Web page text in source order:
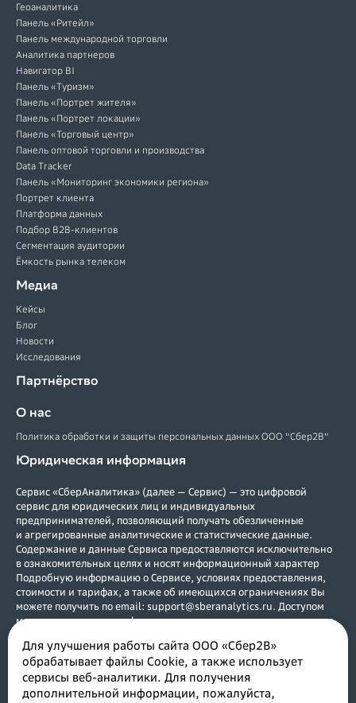
Геоаналитика
Панель «Ритейл»
Панель международной торговли
Аналитика партнеров
Навигатор BI
Панель «Туризм»
Панель «Портрет жителя»
Панель «Портрет локации»
Панель «Торговый центр»
Панель оптовой торговли и производства
Data Tracker
Панель «Мониторинг экономики региона»
Портрет клиента
Платформа данных
Подбор B2B-клиентов
Сегментация аудитории
Ёмкость рынка телеком
Медиа
Кейсы
Блог
Новости
Исследования
Партнёрство
О нас
Политика обработки и защиты персональных данных ООО "Сбер2В"
Юридическая информация
Сервис «СберАналитика» (далее — Сервис) — это цифровой
сервис для юридических лиц и индивидуальных
предпринимателей, позволяющий получать обезличенные
и агрегированные аналитические и статистические данные.
Содержание и данные Сервиса предоставляются исключительно
в ознакомительных целях и носят информационный характер
Подробную информацию о Сервисе, условиях предоставления,
стоимости и тарифах, а также об имеющихся ограничениях Вы
можете получить по email: support@sberanalytics.ru. Доступом
могут воспользоваться физические и юридические лица, а также
Российской Федерации. Услуги предоставляются в соответствии с
договором. Возрастное ограничение (0+).
Исключительное право на Сервис принадлежит ООО «Сбер2В»
(ИНН 7730241227, ОГРН 1187746098583). ООО «Сбер2В»
Для улучшения работы сайта ООО «Сбер2В»
обрабатывает файлы Cookie, а также использует
сервисы веб-аналитики. Для получения
дополнительной информации, пожалуйста,